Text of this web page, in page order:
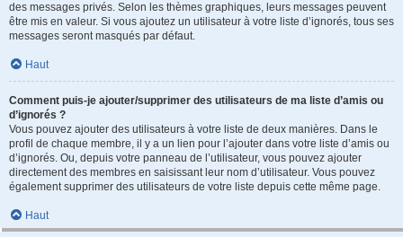
des messages privés. Selon les thèmes graphiques, leurs messages peuvent
être mis en valeur. Si vous ajoutez un utilisateur à votre liste d’ignorés, tous ses
messages seront masqués par défaut.
Haut
Comment puis-je ajouter/supprimer des utilisateurs de ma liste d’amis ou
d’ignorés ?
Vous pouvez ajouter des utilisateurs à votre liste de deux manières. Dans le
profil de chaque membre, il y a un lien pour l’ajouter dans votre liste d’amis ou
d’ignorés. Ou, depuis votre panneau de l’utilisateur, vous pouvez ajouter
directement des membres en saisissant leur nom d’utilisateur. Vous pouvez
également supprimer des utilisateurs de votre liste depuis cette même page.
Haut